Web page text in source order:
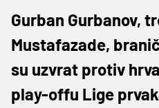
Gurban Gurbanov,
Mustafazade,
su uzvrat protiv
play-offu Lige